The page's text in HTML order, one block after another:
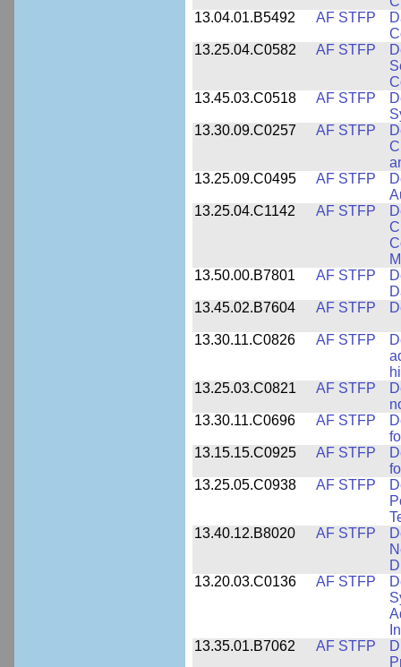
13.04.01.B5492
AF STFP
13.25.04.C0582
AF STFP
13.45.03.C0518
AF STFP
13.30.09.C0257
AF STFP
13.25.09.C0495
AF STFP
13.25.04.C1142
AF STFP
13.50.00.B7801
AF STFP
13.45.02.B7604
AF STFP
13.30.11.C0826 AF STFP
13.25.03.C0821
AF STFP
13.30.11.C0696
AF STFP
13.15.15.C0925
AF STFP
13.25.05.C0938
AF STFP
13.40.12.B8020
AF STFP
13.20.03.C0136
AF STFP
13.35.01.B7062
AF STFP